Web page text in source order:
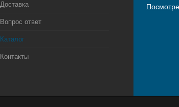
Доставка
Вопрос ответ
Каталог
Контакты